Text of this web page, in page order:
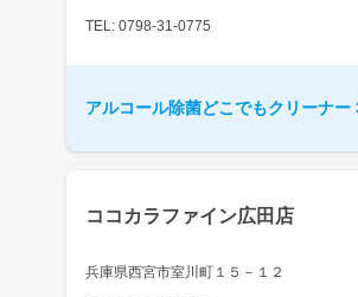
TEL: 0798-31-0775
アルコール除菌どこでもクリーナー
ココカラファイン広田店
兵庫県西宮市室川町１５－１２